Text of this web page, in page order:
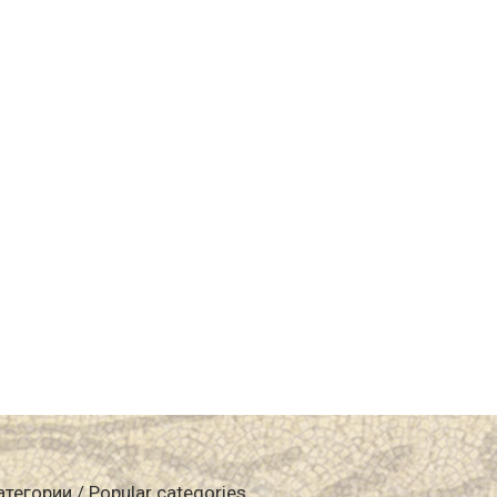
/ Popular categories